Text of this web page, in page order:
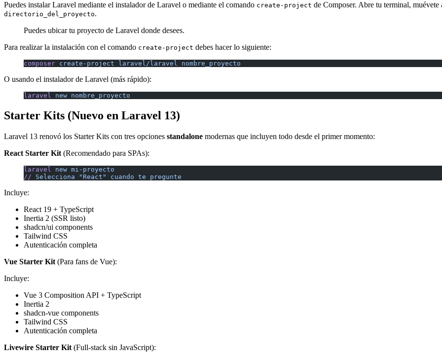
Puedes instalar Laravel mediante el instalador de Laravel o mediante el comando create-project de Composer. Abre tu terminal,
directorio_del_proyecto.
Puedes ubicar tu proyecto de Laravel donde desees.
Para realizar la instalación con el comando create-project debes hacer lo siguiente:
composer create-project laravel/laravel nombre_proyecto
O usando el instalador de Laravel (más rápido):
laravel new nombre_proyecto
Starter Kits (Nuevo en Laravel 13)
Laravel 13 renovó los Starter Kits con tres opciones standalone modernas que incluyen todo desde el primer momento:
React Starter Kit (Recomendado para SPAs):
laravel new mi-proyecto
// Selecciona "React" cuando te pregunte
Incluye:
React 19 + TypeScript
Inertia 2 (SSR listo)
shadcn/ui components
Tailwind CSS
Autenticación completa
Vue Starter Kit (Para fans de Vue):
Incluye:
Vue 3 Composition API + TypeScript
Inertia 2
shadcn-vue components
Tailwind CSS
Autenticación completa
Livewire Starter Kit (Full-stack sin JavaScript):